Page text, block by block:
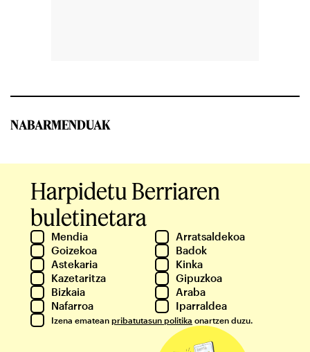
NABARMENDUAK
Harpidetu Berriaren
buletinetara
Mendia
Arratsaldekoa
Goizekoa
Badok
Astekaria
Kinka
Kazetaritza
Gipuzkoa
Bizkaia
Araba
Nafarroa
Iparraldea
Izena ematean pribatutasun politika onartzen duzu.